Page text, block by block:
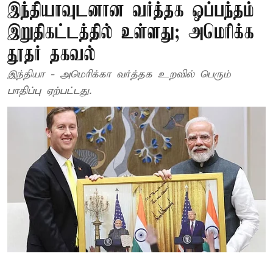
இந்தியாவுடனான வர்த்தக ஒப்பந்தம்
இறுதிகட்டத்தில் உள்ளது; அமெரிக்க
தூதர் தகவல்
இந்தியா - அமெரிக்கா வர்த்தக உறவில் பெரும்
பாதிப்பு ஏற்பட்டது.